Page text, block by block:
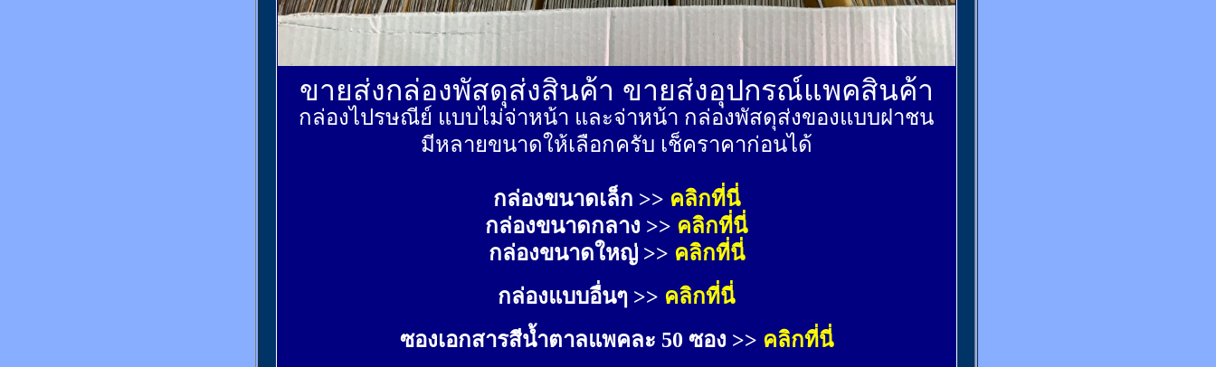
ขายส่งกล่องพัสดุส่งสินค้า ขายส่งอุปกรณ์แพคสินค้า
กล่องไปรษณีย์ แบบไม่จ่าหน้า และจ่าหน้า กล่องพัสดุส่งของแบบฝาชน
มีหลายขนาดให้เลือกครับ เช็คราคาก่อนได้
กล่องขนาดเล็ก >> คลิกที่นี่
กล่องขนาดกลาง >> คลิกที่นี่
กล่องขนาดใหญ่ >> คลิกที่นี่
กล่องแบบอื่นๆ >> คลิกที่นี่
ซองเอกสารสีน้ำตาลแพคละ 50 ซอง >> คลิกที่นี่